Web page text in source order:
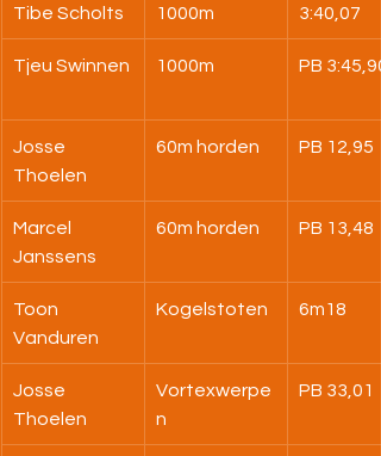
Tibe Scholts 1000m 3:40,07
Tjeu Swinnen 1000m PB 3:45,90
Josse
Thoelen
60m horden PB 12,95
Marcel
Janssens
60m horden PB 13,48
Toon
Vanduren
Kogelstoten 6m18
Josse
Thoelen
Vortexwerpe
n
PB 33,01